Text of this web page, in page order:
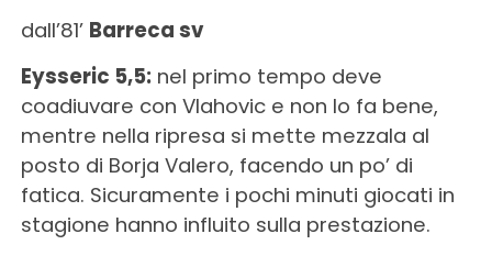
dall’81’ Barreca sv
Eysseric 5,5:nel primo tempo deve
coadiuvare con Vlahovic e non lo fa bene,
mentre nella ripresa si mette mezzala al
posto di Borja Valero, facendo un po’ di
fatica. Sicuramente i pochi minuti giocati in
stagione hanno influito sulla prestazione.